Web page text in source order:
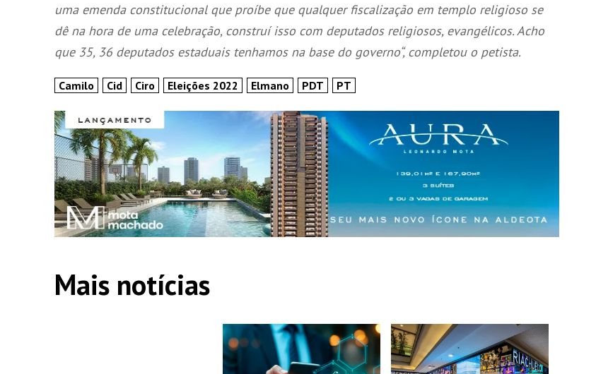
uma emenda constitucional que proíbe que qualquer fiscalização em templo religioso se
dê na hora de uma celebração, construí isso com deputados religiosos, evangélicos. Acho
que 35, 36 deputados estaduais tenhamos na base do governo“, completou o petista.
Camilo Cid Ciro Eleições 2022 Elmano PDT PT
Mais notícias